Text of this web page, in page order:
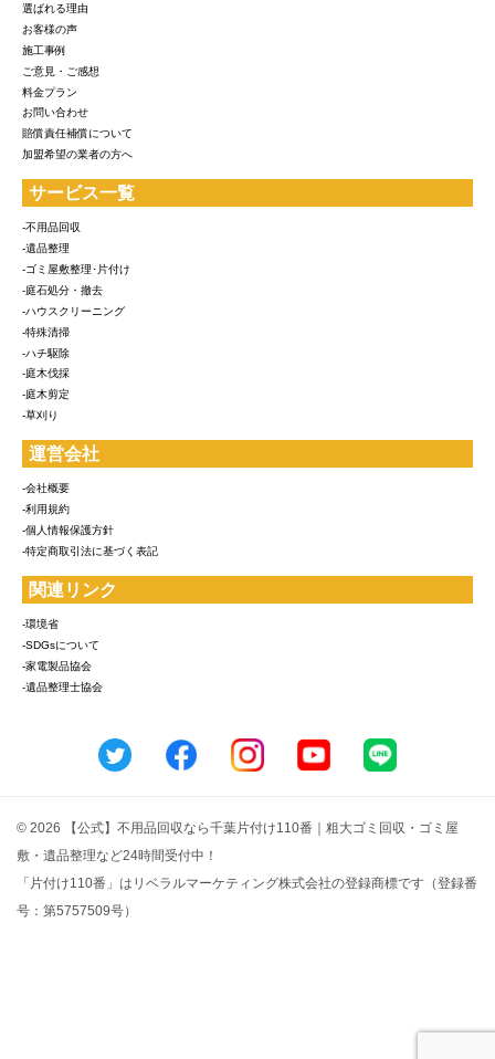
選ばれる理由
お客様の声
施工事例
ご意見・ご感想
料金プラン
お問い合わせ
賠償責任補償について
加盟希望の業者の方へ
サービス一覧
-不用品回収
-遺品整理
-ゴミ屋敷整理･片付け
-庭石処分・撤去
-ハウスクリーニング
-特殊清掃
-ハチ駆除
-庭木伐採
-庭木剪定
-草刈り
運営会社
-会社概要
-利用規約
-個人情報保護方針
-特定商取引法に基づく表記
関連リンク
-環境省
-SDGsについて
-家電製品協会
-遺品整理士協会
© 2026 【公式】不用品回収なら千葉片付け110番｜粗大ゴミ回収・ゴミ屋
敷・遺品整理など24時間受付中！
「片付け110番」はリベラルマーケティング株式会社の登録商標です（登録番
号：第5757509号）